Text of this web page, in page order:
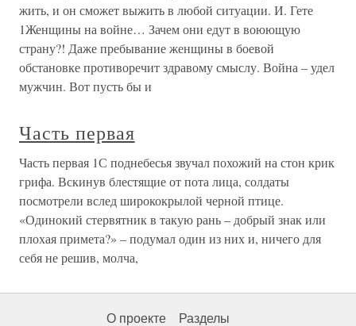
жить, и он сможет выжить в любой ситуации. И. Гете
1Женщины на войне… Зачем они едут в воюющую
страну?! Даже пребывание женщины в боевой
обстановке противоречит здравому смыслу. Война – удел
мужчин. Вот пусть бы и
Часть первая
Часть первая 1С поднебесья звучал похожий на стон крик
грифа. Вскинув блестящие от пота лица, солдаты
посмотрели вслед ширококрылой черной птице.
«Одинокий стервятник в такую рань – добрый знак или
плохая примета?» – подумал один из них и, ничего для
себя не решив, молча,
О проекте Разделы